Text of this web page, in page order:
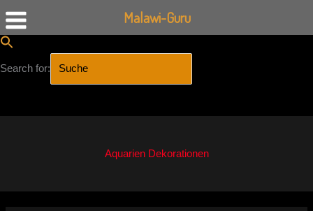
Search for:
Aquarien Dekorationen
Malawi-Guru